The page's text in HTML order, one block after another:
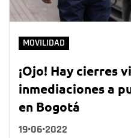
MOVILIDAD
¡Ojo! Hay cierres
inmediaciones a
en Bogotá
19•06•2022